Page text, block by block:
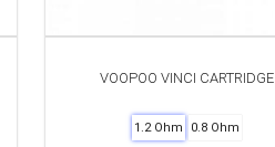
VOOPOO VINCI CARTRIDGE
1.2 Ohm 0.8 Ohm